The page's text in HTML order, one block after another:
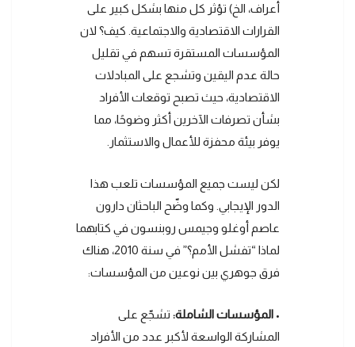
أعراف، الخ) تؤثر كل منها بشكل كبير على
القرارات الاقتصادية والاجتماعية. كيف؟ لان
المؤسسات المستقرة تسهم في تقليل
حالة عدم اليقين وتشجع على المبادلات
الاقتصادية، حيث تصبح توقعات الأفراد
بشأن تصرفات الآخرين أكثر وضوحًا، مما
يوفر بيئة محفزة للأعمال والاستثمار.
لكن ليست جميع المؤسسات تلعب هذا
الدور الإيجابي. وكما وضّح الباحثان دارون
عاصم أوغلو وجيمس روبنسون في كتابهما
لماذا “تفشل الأمم؟” في سنة 2010، هناك
فرق جوهري بين نوعين من المؤسسات:
• المؤسسات الشاملة: تشجّع على
المشاركة الواسعة لأكبر عدد من الأفراد